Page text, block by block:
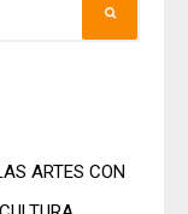
ARTES CON